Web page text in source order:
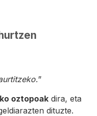
”
oztopoak dira, eta
dituzte.